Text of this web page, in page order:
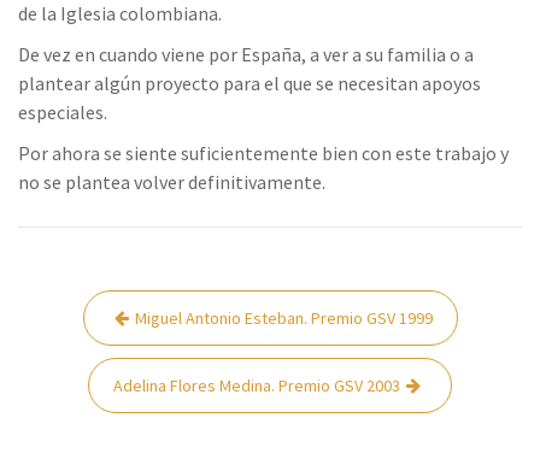
de la Iglesia colombiana.
De vez en cuando viene por España, a ver a su familia o a
plantear algún proyecto para el que se necesitan apoyos
especiales.
Por ahora se siente suficientemente bien con este trabajo y
no se plantea volver definitivamente.
Navegación
entradas
Miguel Antonio Esteban. Premio GSV 1999
Adelina Flores Medina. Premio GSV 2003